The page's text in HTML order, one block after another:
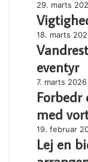
til
Vigtigheden
af
at
ja
29. marts
Vandrestøvler
til
næste
eventyr
18. marts
eventyr
Forbedr
din
aerodynamik
med
vortex
7. marts 2026
med
Lej
en
biografsal
19. februar
Lej en